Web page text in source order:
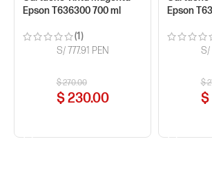
Epson T636300 700 ml
(1)
$270.00
$230.00
S/ 777.91 PEN
Epson
$
$
S/